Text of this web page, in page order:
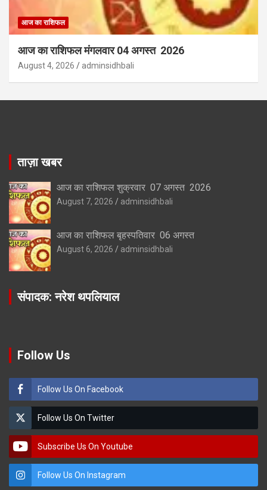
आज का राशिफल
आज का राशिफल मंगलवार 04 अगस्त 2026
August 4, 2026 adminsidhbali
ताज़ा खबर
आज का राशिफल शुक्रवार 07 अगस्त 2026
August 7, 2026 adminsidhbali
आज का राशिफल बृहस्पतिवार 06 अगस्त
August 6, 2026 adminsidhbali
संपादक: नरेश थपलियाल
Follow Us
Follow Us On Facebook
Follow Us On Twitter
Subscribe Us On Youtube
Follow Us On Instagram